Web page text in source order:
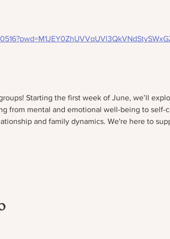
Starting the first week of June, we’ll
from mental and emotional well-being to self-
and family dynamics. We're here to